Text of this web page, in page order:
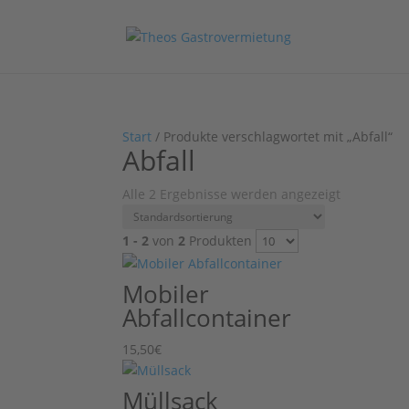
Start / Produkte verschlagwortet mit „Abfall“
Abfall
Alle 2 Ergebnisse werden angezeigt
1 - 2 von 2 Produkten
Mobiler
Abfallcontainer
15,50€
Müllsack